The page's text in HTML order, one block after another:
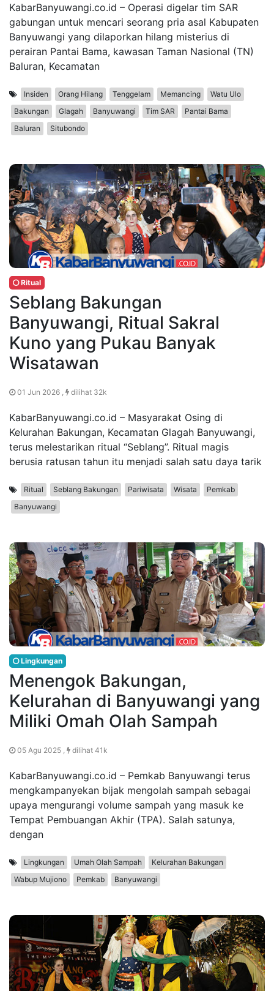
KabarBanyuwangi.co.id – Operasi digelar tim SAR
gabungan untuk mencari seorang pria asal Kabupaten
Banyuwangi yang dilaporkan hilang misterius di
perairan Pantai Bama, kawasan Taman Nasional (TN)
Baluran, Kecamatan
Insiden Orang Hilang Tenggelam Memancing
Watu Ulo
Bakungan
Glagah Banyuwangi Tim SAR
Pantai Bama
Baluran
Situbondo
Ritual
Seblang Bakungan
Banyuwangi, Ritual Sakral
Kuno yang Pukau Banyak
Wisatawan
01 Jun 2026 , dilihat 32k
KabarBanyuwangi.co.id – Masyarakat Osing di
Kelurahan Bakungan, Kecamatan Glagah Banyuwangi,
terus melestarikan ritual “Seblang”. Ritual magis
berusia ratusan tahun itu menjadi salah satu daya tarik
Ritual Seblang Bakungan Pariwisata Wisata
Pemkab
Banyuwangi
Lingkungan
Menengok Bakungan,
Kelurahan di Banyuwangi yang
Miliki Omah Olah Sampah
05 Agu 2025 , dilihat 41k
KabarBanyuwangi.co.id – Pemkab Banyuwangi terus
mengkampanyekan bijak mengolah sampah sebagai
upaya mengurangi volume sampah yang masuk ke
Tempat Pembuangan Akhir (TPA). Salah satunya,
dengan
Lingkungan Umah Olah Sampah
Kelurahan Bakungan
Wabup Mujiono
Pemkab Banyuwangi